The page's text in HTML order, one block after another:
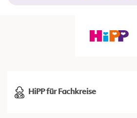
HiPP für Fachkreise